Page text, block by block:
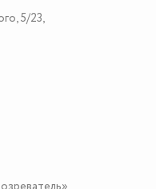
5/23,